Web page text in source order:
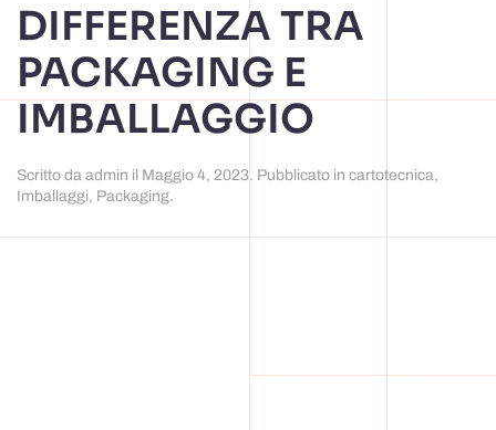
DIFFERENZA TRA
PACKAGING E
IMBALLAGGIO
Scritto da admin il Maggio 4, 2023. Pubblicato in cartotecnica,
Imballaggi, Packaging.